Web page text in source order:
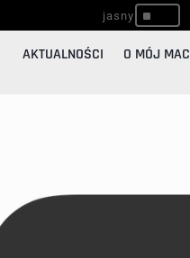
^
AKTUALNOŚCI O MÓJ MAC